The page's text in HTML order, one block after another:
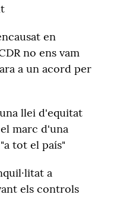
en
no ens vam
a un acord per
llei d'equitat
marc d'una
tot el país"
a
els controls